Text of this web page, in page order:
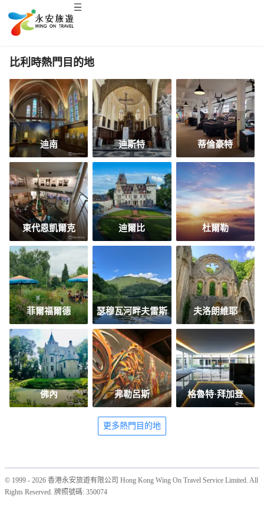
比利時熱門目的地
迪南 迪斯特 蒂倫豪特
東代恩凱爾克 迪爾比 杜爾勒
菲爾福爾德 瑟穆瓦河畔夫雷斯 夫洛朗維耶
佛內 弗勒呂斯 格魯特·拜加登
更多熱門目的地
© 1999 - 2026 香港永安旅遊有限公司 Hong Kong Wing On Travel Service Limited. All
Rights Reserved. 牌照號碼: 350074